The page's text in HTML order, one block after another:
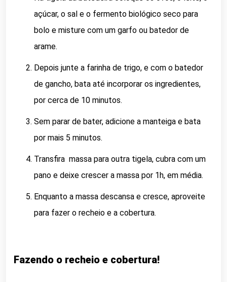
açúcar, o sal e o fermento biológico seco para
bolo e misture com um garfo ou batedor de
arame.
Depois junte a farinha de trigo, e com o batedor
de gancho, bata até incorporar os ingredientes,
por cerca de 10 minutos.
Sem parar de bater, adicione a manteiga e bata
por mais 5 minutos.
Transfira massa para outra tigela, cubra com um
pano e deixe crescer a massa por 1h, em média.
Enquanto a massa descansa e cresce, aproveite
para fazer o recheio e a cobertura.
Fazendo o recheio e cobertura!